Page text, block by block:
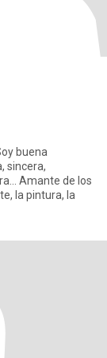
buena
sincera,
Amante de los
la pintura, la